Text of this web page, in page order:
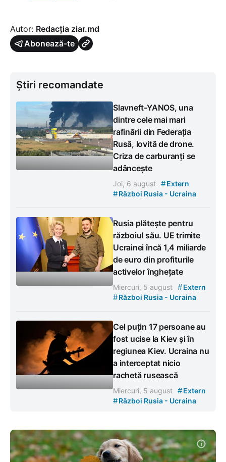
Autor: Redacția ziar.md
Abonează-te
Știri recomandate
Slavneft-YANOS, una
dintre cele mai mari
rafinării din Federația
Rusă, lovită de drone.
Criza de carburanți se
adâncește
Joi, 6 august #Extern
#Război Rusia - Ucraina
Rusia plătește pentru
războiul său. UE trimite
Ucrainei încă 1,4 miliarde
de euro din profiturile
activelor înghețate
Miercuri, 5 august #Extern
#Război Rusia - Ucraina
Cel puțin 17 persoane au
fost ucise la Kiev și în
regiunea Kiev. Ucraina nu
a interceptat nicio
rachetă rusească
Miercuri, 5 august #Extern
#Război Rusia - Ucraina